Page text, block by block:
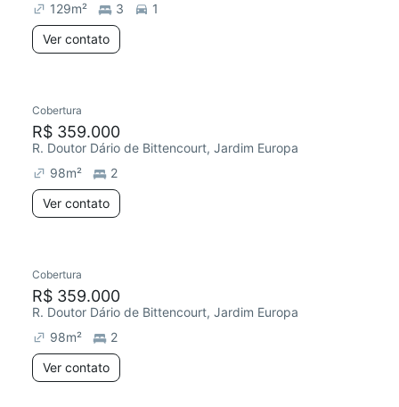
129m² 3
1
Ver contato
Chegou há 1 dia
Cobertura
R$ 359.000
R. Doutor Dário de Bittencourt, Jardim Europa
98m²
2
Ver contato
Chegou este mês
Cobertura
R$ 359.000
R. Doutor Dário de Bittencourt, Jardim Europa
98m²
2
Ver contato